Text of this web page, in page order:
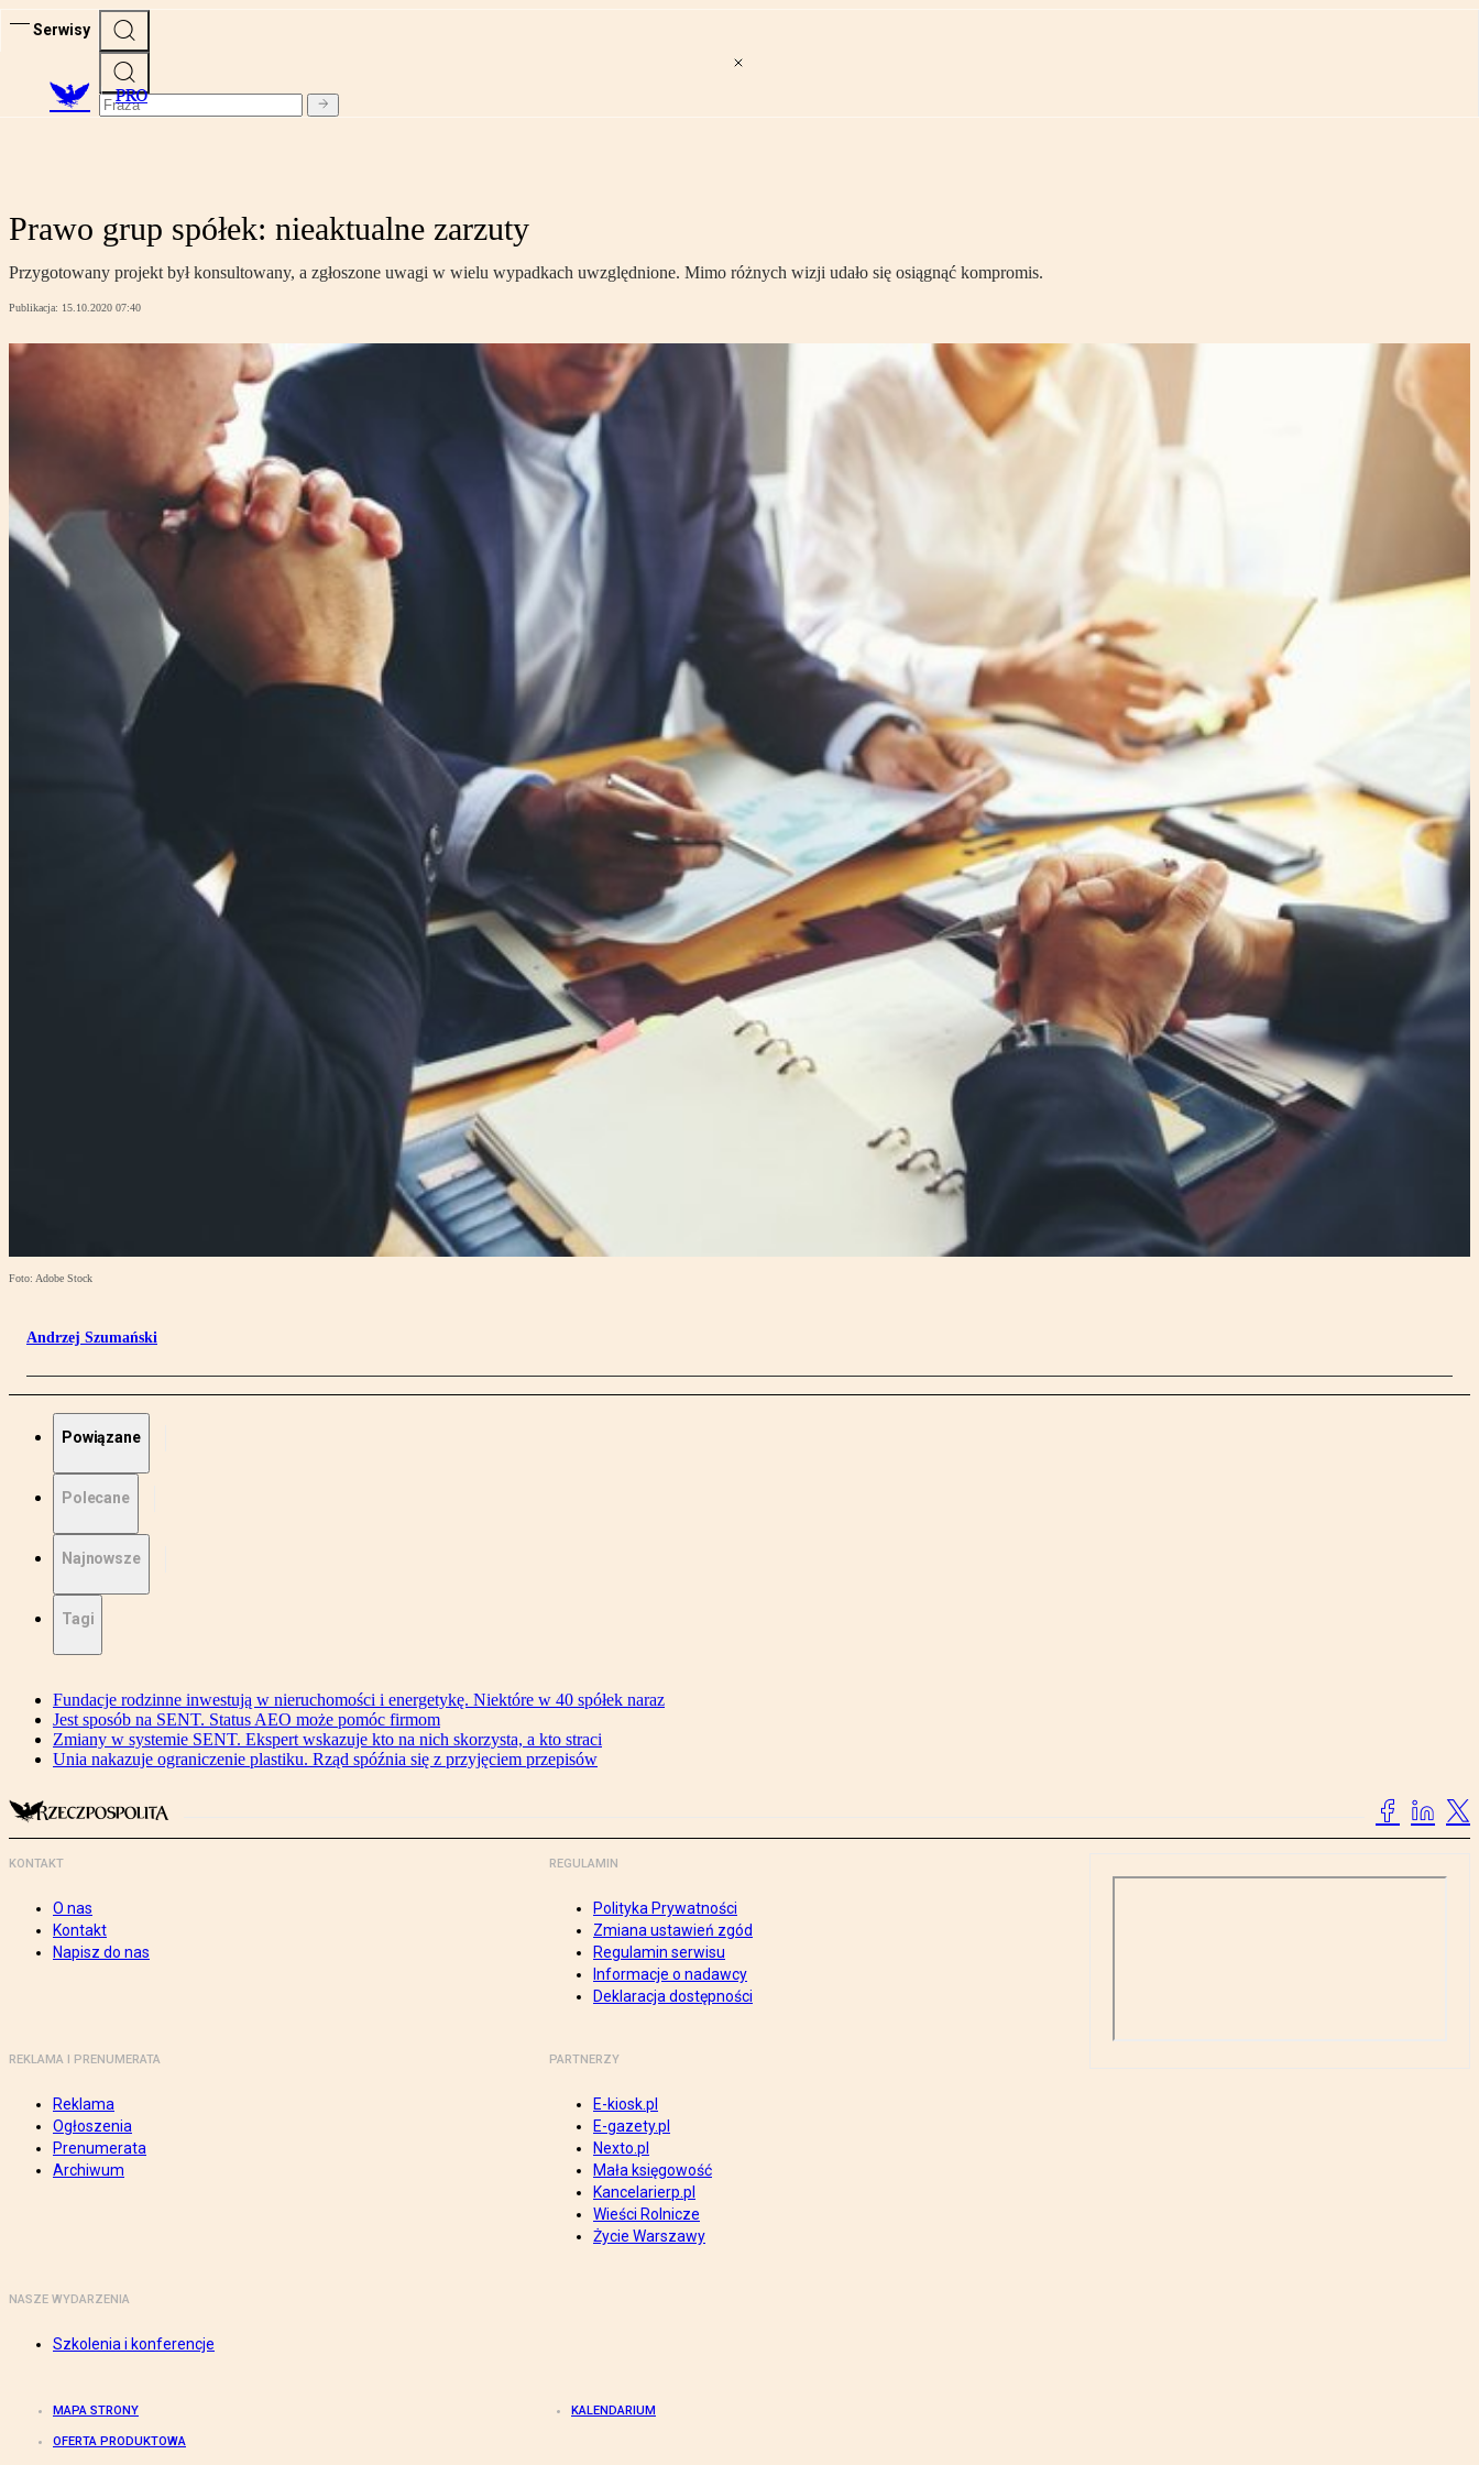
Serwisy
PRO
Prawo grup spółek: nieaktualne zarzuty
Przygotowany projekt był konsultowany, a zgłoszone uwagi w wielu wypadkach uwzględnione. Mimo różnych wizji udało się osiągnąć kompromis.
Publikacja: 15.10.2020 07:40
Foto: Adobe Stock
Andrzej Szumański
Powiązane
Polecane
Najnowsze
Tagi
Fundacje rodzinne inwestują w nieruchomości i energetykę. Niektóre w 40 spółek naraz
Jest sposób na SENT. Status AEO może pomóc firmom
Zmiany w systemie SENT. Ekspert wskazuje kto na nich skorzysta, a kto straci
Unia nakazuje ograniczenie plastiku. Rząd spóźnia się z przyjęciem przepisów
KONTAKT
O nas
Kontakt
Napisz do nas
REGULAMIN
Polityka Prywatności
Zmiana ustawień zgód
Regulamin serwisu
Informacje o nadawcy
Deklaracja dostępności
REKLAMA I PRENUMERATA
Reklama
Ogłoszenia
Prenumerata
Archiwum
PARTNERZY
E-kiosk.pl
E-gazety.pl
Nexto.pl
Mała księgowość
Kancelarierp.pl
Wieści Rolnicze
Życie Warszawy
NASZE WYDARZENIA
Szkolenia i konferencje
MAPA STRONY KALENDARIUM
OFERTA PRODUKTOWA